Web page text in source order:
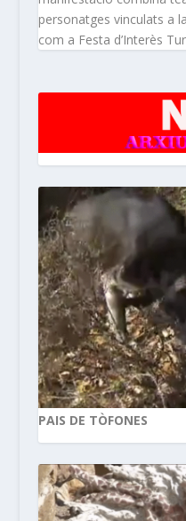
personatges vinculats a
com a Festa d’Interès
PAIS DE TÒFONES